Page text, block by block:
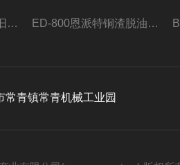
MSC-E1900恩派特废旧锂电池极片破碎处理设备 ED-800恩派特铜渣脱油机废铜屑铝屑甩油机
常青镇常青机械工业园